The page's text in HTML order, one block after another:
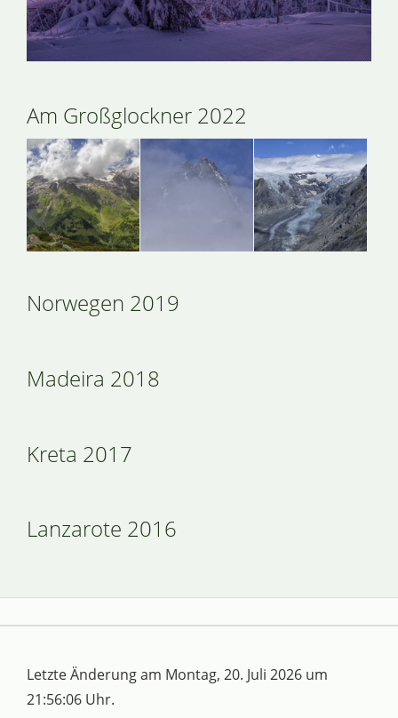
Am Großglockner 2022
Norwegen 2019
Madeira 2018
Kreta 2017
Lanzarote 2016
Letzte Änderung am Montag, 20. Juli 2026 um
21:56:06 Uhr.